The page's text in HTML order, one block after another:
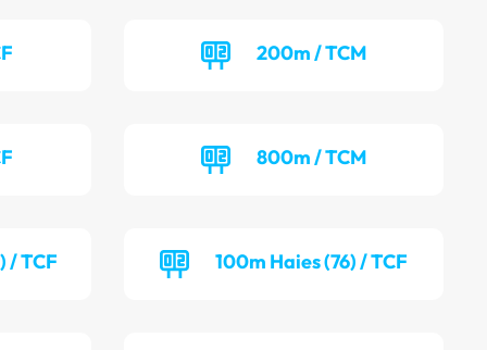
200m / TCM
800m / TCM
/ TCF 100m Haies (76) / TCF